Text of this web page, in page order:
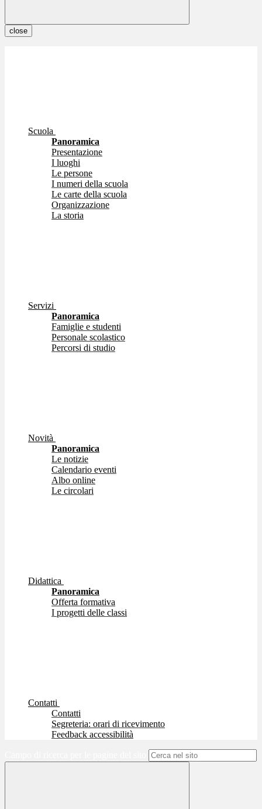
close
Scuola
Panoramica
Presentazione
I luoghi
Le persone
I numeri della scuola
Le carte della scuola
Organizzazione
La storia
Servizi
Panoramica
Famiglie e studenti
Personale scolastico
Percorsi di studio
Novità
Panoramica
Le notizie
Calendario eventi
Albo online
Le circolari
Didattica
Panoramica
Offerta formativa
I progetti delle classi
Contatti
Contatti
Segreteria: orari di ricevimento
Feedback accessibilità